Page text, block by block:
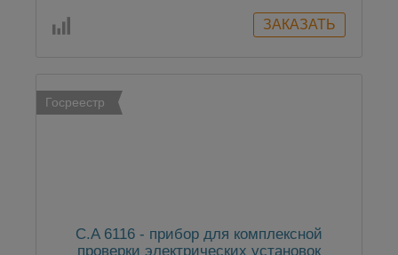
Госреестр
C.A 6116 - прибор для комплексной
проверки электрических установок